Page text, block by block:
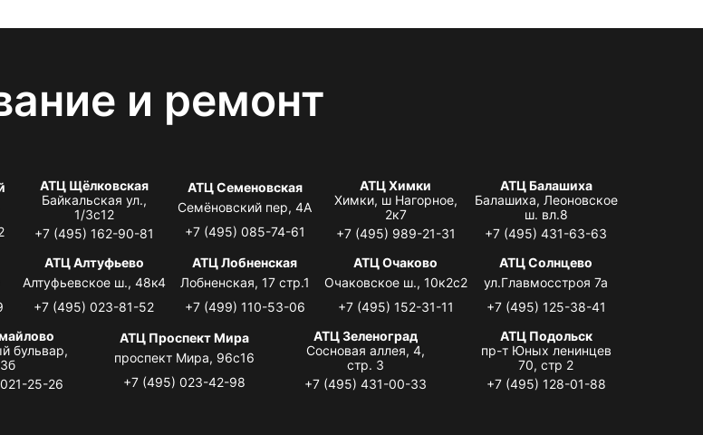
и ремонт
АТЦ Щёлковская
Байкальская ул.,
1/3с12
+7 (495) 162-90-81
АТЦ Семеновская
Семёновский пер, 4А
+7 (495) 085-74-61
АТЦ Химки
Химки, ш Нагорное,
2к7
+7 (495) 989-21-31
АТЦ Балашиха
Балашиха, Леоновское
ш. вл.8
+7 (495) 431-63-63
АТЦ Алтуфьево
Алтуфьевское ш., 48к4
+7 (495) 023-81-52
АТЦ Лобненская
Лобненская, 17 стр.1
+7 (499) 110-53-06
АТЦ Очаково
Очаковское ш., 10к2с2
+7 (495) 152-31-11
АТЦ Солнцево
ул.Главмосстроя 7а
+7 (495) 125-38-41
бульвар,
25-26
АТЦ Проспект Мира
проспект Мира, 96с16
+7 (495) 023-42-98
АТЦ Зеленоград
Сосновая аллея, 4,
стр. 3
+7 (495) 431-00-33
АТЦ Подольск
пр-т Юных ленинцев
70, стр 2
+7 (495) 128-01-88